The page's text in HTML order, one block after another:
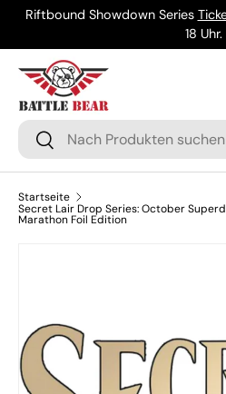
Riftbound Showdown Series
18 Uhr.
Suchen
Suchen
Startseite
Secret Lair Drop Series: October
Marathon Foil Edition